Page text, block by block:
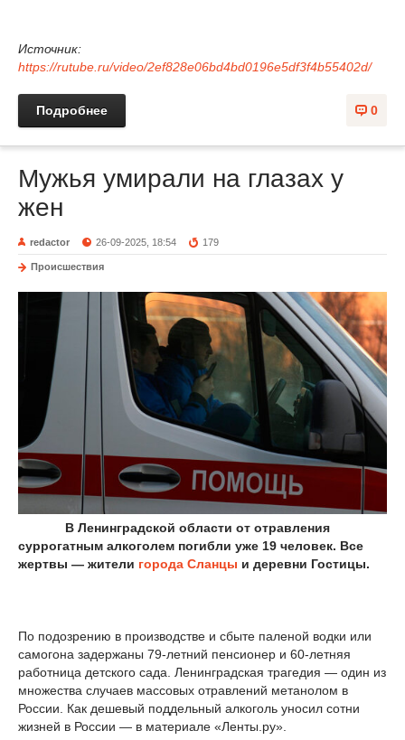
Источник:
https://rutube.ru/video/2ef828e06bd4bd0196e5df3f4b55402d/
0
Подробнее
Мужья умирали на глазах у
жен
redactor 26-09-2025, 18:54 179
Происшествия
В Ленинградской области от отравления
суррогатным алкоголем погибли уже 19 человек. Все
жертвы — жители города Сланцы и деревни Гостицы.
По подозрению в производстве и сбыте паленой водки или
самогона задержаны 79-летний пенсионер и 60-летняя
работница детского сада. Ленинградская трагедия — один из
множества случаев массовых отравлений метанолом в
России. Как дешевый поддельный алкоголь уносил сотни
жизней в России — в материале «Ленты.ру».